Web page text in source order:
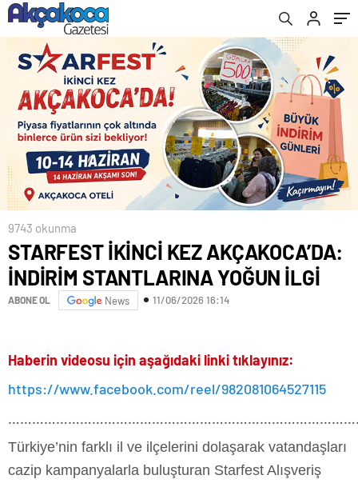
9743 okunma
STARFEST İKİNCİ KEZ AKÇAKOCA’DA:
İNDİRİM STANTLARINA YOĞUN İLGİ
ABONE OL News 11/06/2026 16:14
Haberin videosu için aşağıdaki linki tıklayınız:
https://www.facebook.com/reel/982081064527115
Türkiye’nin farklı il ve ilçelerini dolaşarak vatandaşları
cazip kampanyalarla buluşturan Starfest Alışveriş